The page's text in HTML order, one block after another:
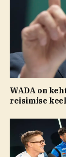
WADA on
reisimise